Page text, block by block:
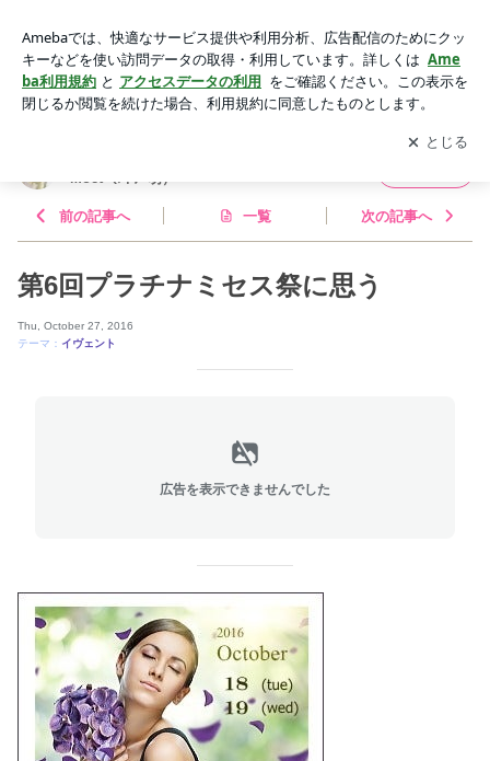
ange Atelier Moet（ｱﾄﾘｴ萌）
アプリをダウンロードして ブログの更新通知
を受け取りまし
ょう。
開く
Moet（ｱﾄﾘｴ萌）
前の記事へ 一覧 次の記事へ
第6回プラチナミセス祭に思う
Thu, October 27, 2016
テーマ： イヴェント
広告を表示できませんでした